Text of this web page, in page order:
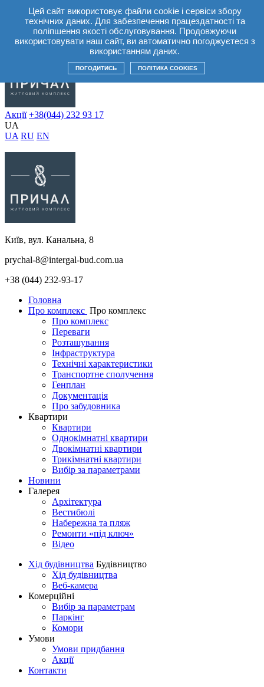
Цей сайт використовує файли cookie і сервіси збору
технічних даних. Для забезпечення працездатності та
поліпшення якості обслуговування. Продовжуючи
використовувати наш сайт, ви автоматично погоджуєтеся з
використанням даних.
ПОГОДИТИСЬ ПОЛІТИКА COOKIES
UA
UA
RU EN
Акції +38(044) 232 93 17
UA
UA RU EN
Київ, вул. Канальна, 8
prychal-8@intergal-bud.com.ua
+38 (044) 232-93-17
Головна
Про комплекс Про комплекс
Про комплекс
Переваги
Розташування
Інфраструктура
Технічні характеристики
Транспортне сполучення
Генплан
Документація
Про забудовника
Квартири
Квартири
Однокімнатні квартири
Двокімнатні квартири
Трикімнатні квартири
Вибір за параметрами
Новини
Галерея
Архітектура
Вестибюлі
Набережна та пляж
Ремонти «під ключ»
Відео
Хід будівництва Будівництво
Хід будівництва
Веб-камера
Комерційні
Вибір за параметрам
Паркінг
Комори
Умови
Умови придбання
Акції
Контакти